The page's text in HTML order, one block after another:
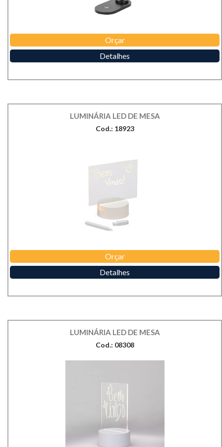
Orçar
Detalhes
LUMINÁRIA LED DE MESA
Cod.: 18923
Orçar
Detalhes
LUMINÁRIA LED DE MESA
Cod.: 08308